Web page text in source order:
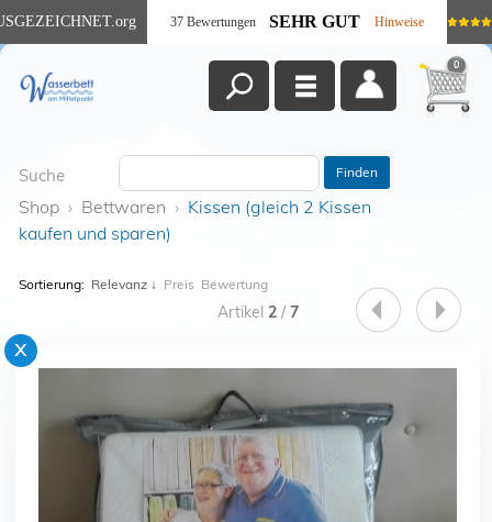
.org 37 Bewertungen SEHR GUT Hinweise
0
Suche Finden
Shop › Bettwaren › Kissen (gleich 2 Kissen
kaufen und sparen)
Sortierung: Relevanz ↓ Preis Bewertung
Artikel 2 / 7
x